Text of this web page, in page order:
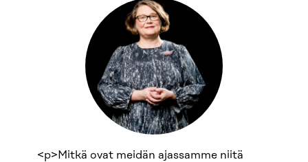
<p>Mitkä ovat meidän ajassamme niitä